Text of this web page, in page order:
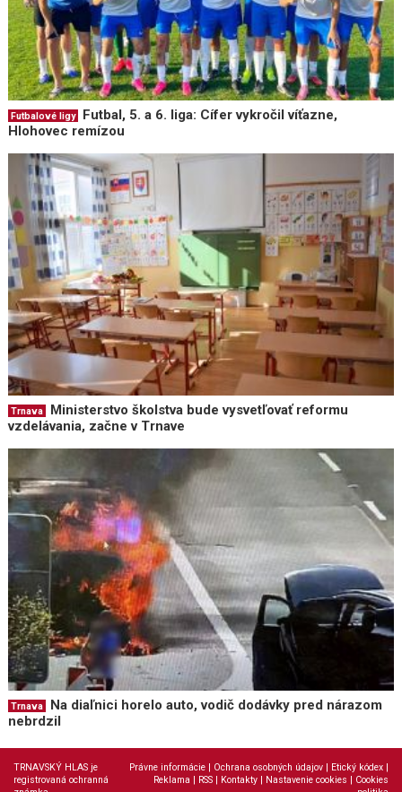
Futbalové ligy
Futbal, 5. a 6. liga: Cífer vykročil víťazne,
Hlohovec remízou
Trnava
Ministerstvo školstva bude vysvetľovať reformu
vzdelávania, začne v Trnave
Trnava
Na diaľnici horelo auto, vodič dodávky pred nárazom
nebrdzil
TRNAVSKÝ HLAS je
registrovaná ochranná
Právne informácie Ochrana osobných údajov Etický kódex
Reklama
RSS Kontakty Nastavenie cookies
Cookies